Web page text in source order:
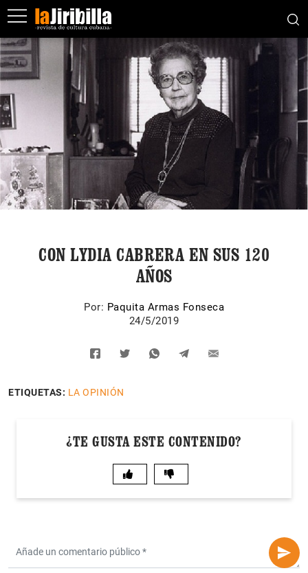
CON LYDIA CABRERA EN SUS 120
AÑOS
Por: Paquita Armas Fonseca
24/5/2019
ETIQUETAS: LA OPINIÓN
¿TE GUSTA ESTE CONTENIDO?